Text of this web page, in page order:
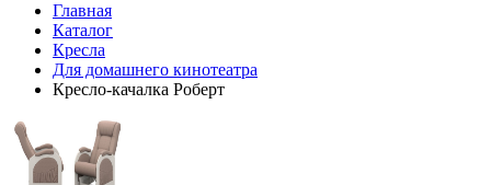
Главная
Каталог
Кресла
Для домашнего кинотеатра
Кресло-качалка Роберт